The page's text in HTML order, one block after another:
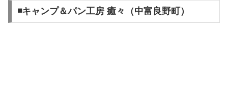
◾️キャンプ＆パン工房 癒々（中富良野町）